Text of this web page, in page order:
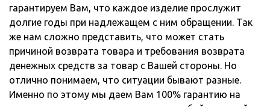
гарантируем Вам, что каждое изделие прослужит
долгие годы при надлежащем с ним обращении. Так
же нам сложно представить, что может стать
причиной возврата товара и требования возврата
денежных средств за товар с Вашей стороны. Но
отлично понимаем, что ситуации бывают разные.
Именно по этому мы даем Вам 100% гарантию на